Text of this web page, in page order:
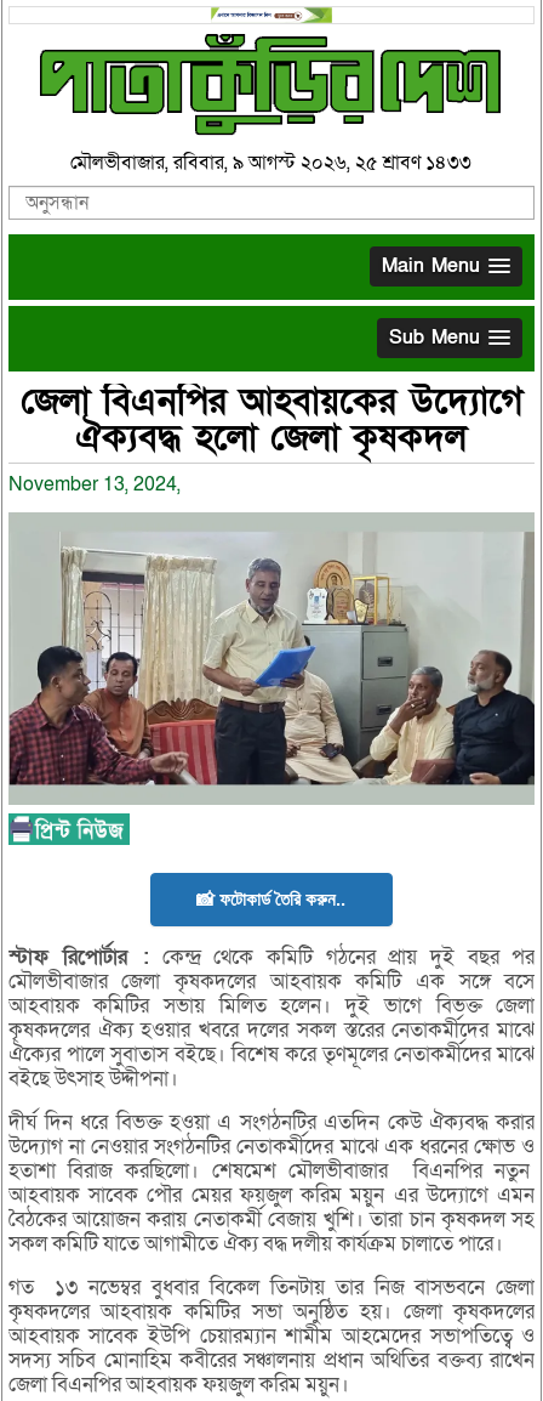
মৌলভীবাজার, রবিবার, ৯ আগস্ট ২০২৬, ২৫ শ্রাবণ ১৪৩৩
Main Menu
Sub Menu
জেলা বিএনপির আহবায়কের উদ্যোগে
ঐক্যবদ্ধ হলো জেলা কৃষকদল
November 13, 2024,
📸 ফটোকার্ড তৈরি করুন..
স্টাফরিপোর্টার : কেন্দ্র থেকে কমিটি গঠনের প্রায় দুই বছর পর
মৌলভীবাজার জেলা কৃষকদলের আহবায়ক কমিটি এক সঙ্গে বসে
আহবায়ক কমিটির সভায় মিলিত হলেন। দুই ভাগে বিভক্ত জেলা
কৃষকদলের ঐক্য হওয়ার খবরে দলের সকল স্তরের নেতাকর্মীদের মাঝে
ঐক্যের পালে সুবাতাস বইছে। বিশেষ করে তৃণমূলের নেতাকর্মীদের মাঝে
বইছে উৎসাহ উদ্দীপনা।
দীর্ঘ দিন ধরে বিভক্ত হওয়া এ সংগঠনটির এতদিন কেউ ঐক্যবদ্ধ করার
উদ্যোগ না নেওয়ার সংগঠনটির নেতাকর্মীদের মাঝে এক ধরনের ক্ষোভ ও
হতাশা বিরাজ করছিলো। শেষমেশ মৌলভীবাজার বিএনপির নতুন
আহবায়ক সাবেক পৌর মেয়র ফয়জুল করিম ময়ুন এর উদ্যোগে এমন
বৈঠকের আয়োজন করায় নেতাকর্মী বেজায় খুশি। তারা চান কৃষকদল সহ
সকল কমিটি যাতে আগামীতে ঐক্য বদ্ধ দলীয় কার্যক্রম চালাতে পারে।
গত ১৩ নভেম্বর বুধবার বিকেল তিনটায় তার নিজ বাসভবনে জেলা
কৃষকদলের আহবায়ক কমিটির সভা অনুষ্ঠিত হয়। জেলা কৃষকদলের
আহবায়ক সাবেক ইউপি চেয়ারম্যান শামীম আহমেদের সভাপতিত্বে ও
সদস্য সচিব মোনাহিম কবীরের সঞ্চালনায় প্রধান অথিতির বক্তব্য রাখেন
জেলা বিএনপির আহবায়ক ফয়জুল করিম ময়ুন।